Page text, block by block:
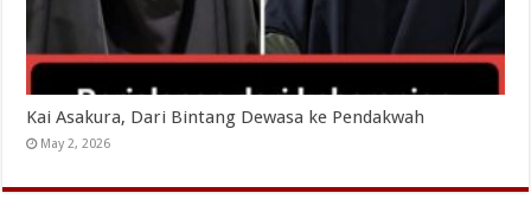
Kai Asakura, Dari Bintang Dewasa ke Pendakwah
May 2, 2026